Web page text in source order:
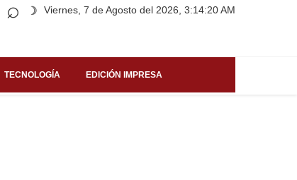
Viernes, 7 de Agosto del 2026, 3:14:20 AM
⌕ ☽
TECNOLOGÍA EDICIÓN IMPRESA